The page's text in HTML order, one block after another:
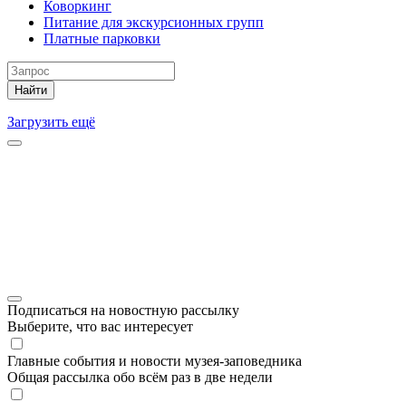
Коворкинг
Питание для экскурсионных групп
Платные парковки
Найти
Загрузить ещё
Подписаться на новостную рассылку
Выберите, что вас интересует
Главные события и новости музея-заповедника
Общая рассылка обо всём раз в две недели